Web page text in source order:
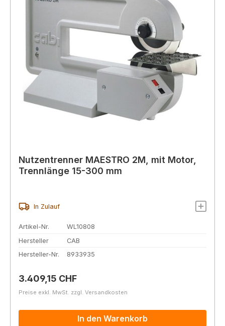
Nutzentrenner MAESTRO 2M, mit Motor,
Trennlänge 15-300 mm
In Zulauf
Artikel-Nr.
WL10808
Hersteller
CAB
Hersteller-Nr.
8933935
Regulärer Preis:
3.409,15 CHF
Preise exkl. MwSt. zzgl. Versandkosten
In den Warenkorb